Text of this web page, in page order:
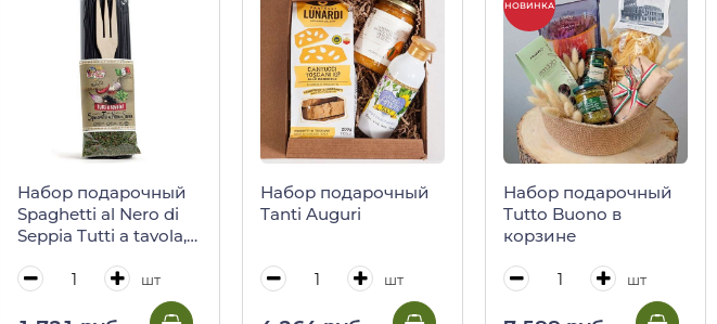
Набор подарочный
Spaghetti al Nero di
Seppia Tutti a tavola,
шт
Набор подарочный
Tanti Auguri
шт
НОВИНКА
Набор подарочный
Tutto Buono в
корзине
шт